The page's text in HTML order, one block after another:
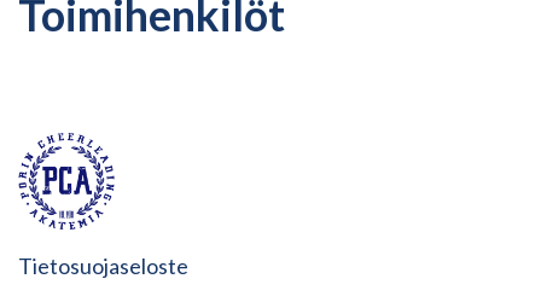
Toimihenkilöt
Tietosuojaseloste